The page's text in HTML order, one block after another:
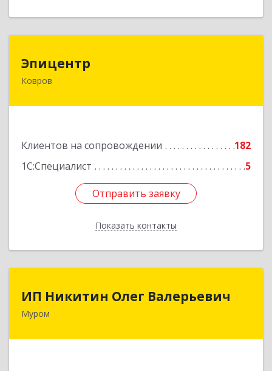
Эпицентр
Ковров
Клиентов на сопровождении
182
1С:Специалист
5
Отправить заявку
Показать контакты
601900, Владимирская обл, Ковров г, Барсукова
Отправить заявку
Назад
ИП Никитин Олег Валерьевич
Муром